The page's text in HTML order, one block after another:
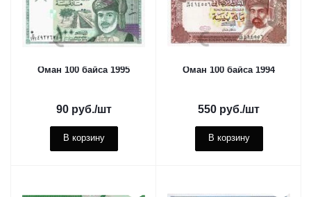
Оман 100 байса 1995
90руб./шт
В корзину
Оман 100 байса 1994
550 руб./шт
В корзину